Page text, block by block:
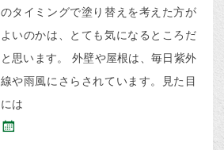
のタイミングで塗り替えを考えた方が
よいのかは、とても気になるところだ
と思います。 外壁や屋根は、毎日紫外
線や雨風にさらされています。見た目
には